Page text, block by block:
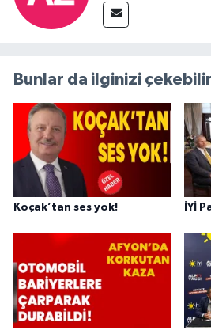
Bunlar da ilginizi çekebilir
Koçak’tan ses yok! İYİ